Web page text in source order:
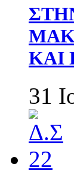
ΚΑΙ
31